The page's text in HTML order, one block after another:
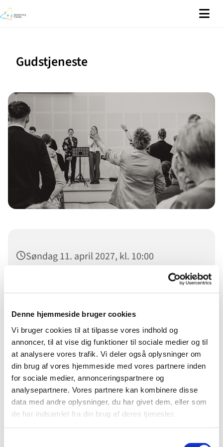
Denne hjemmeside bruger cookies
Vi bruger cookies til at tilpasse vores indhold og
annoncer, til at vise dig funktioner til sociale medier og til
at analysere vores trafik. Vi deler også oplysninger om
din brug af vores hjemmeside med vores partnere inden
for sociale medier, annonceringspartnere og
analysepartnere. Vores partnere kan kombinere disse
data med andre oplysninger, du har givet dem, eller som
de har indsamlet fra din brug af deres tjenester.
Gudstjeneste
Søndag 11. april 2027, kl. 10:00
Sønderborg Frikirke, Damgade 94, 6400
Velkommen til Gudstjeneste i Sønderborg Frikirke.
Du er velkommen